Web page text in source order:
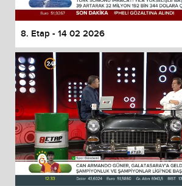
8. Etap - 14 02 2026